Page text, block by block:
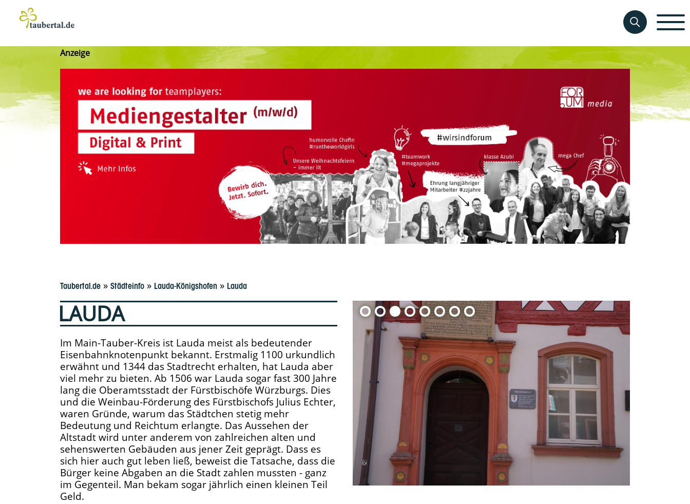
Anzeige
Taubertal.de » Städteinfo » Lauda-Königshofen » Lauda
LAUDA
Im Main-Tauber-Kreis ist Lauda meist als bedeutender
Eisenbahnknotenpunkt bekannt. Erstmalig 1100 urkundlich
erwähnt und 1344 das Stadtrecht erhalten, hat Lauda aber
viel mehr zu bieten. Ab 1506 war Lauda sogar fast 300 Jahre
lang die Oberamtsstadt der Fürstbischöfe Würzburgs. Dies
und die Weinbau-Förderung des Fürstbischofs Julius Echter,
waren Gründe, warum das Städtchen stetig mehr
Bedeutung und Reichtum erlangte. Das Aussehen der
Altstadt wird unter anderem von zahlreichen alten und
sehenswerten Gebäuden aus jener Zeit geprägt. Dass es
sich hier auch gut leben ließ, beweist die Tatsache, dass die
Bürger keine Abgaben an die Stadt zahlen mussten - ganz
im Gegenteil. Man bekam sogar jährlich einen kleinen Teil
Geld.